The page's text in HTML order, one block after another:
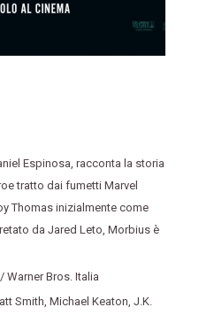
Espinosa racconta la storia
tratto dai fumetti Marvel
Thomas inizialmente come
da Jared Leto Morbius è
Warner Bros. Italia
Smith Michael Keaton J.K.